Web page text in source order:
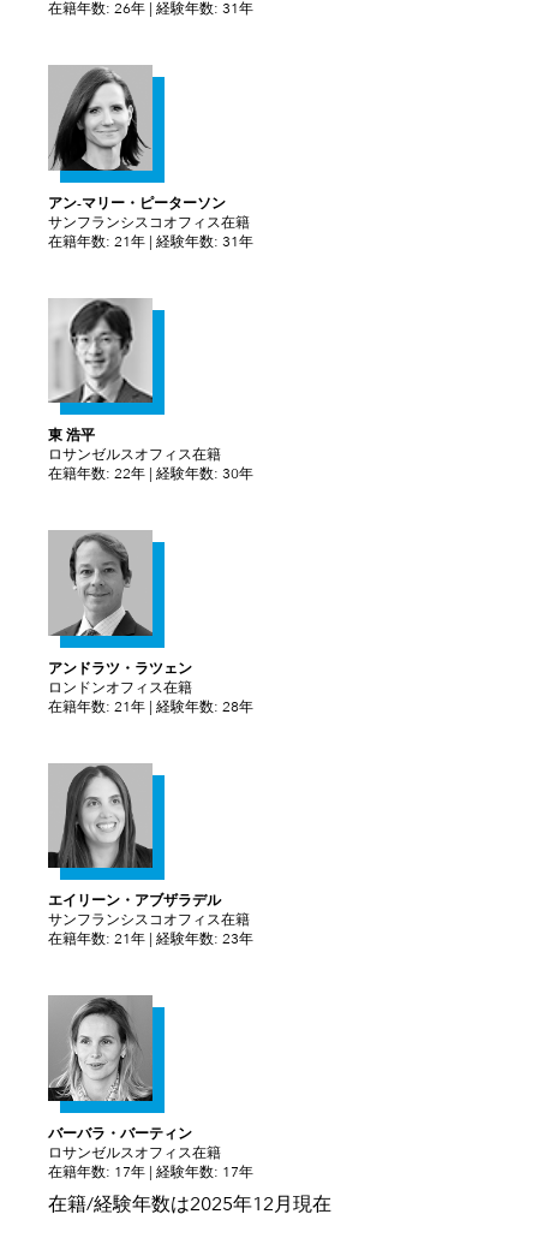
在籍年数: 26年 | 経験年数: 31年
アン-マリー・ピーターソン
サンフランシスコオフィス在籍
在籍年数: 21年 | 経験年数: 31年
東 浩平
ロサンゼルスオフィス在籍
在籍年数: 22年 | 経験年数: 30年
アンドラツ・ラツェン
ロンドンオフィス在籍
在籍年数: 21年 | 経験年数: 28年
エイリーン・アブザラデル
サンフランシスコオフィス在籍
在籍年数: 21年 | 経験年数: 23年
バーバラ・バーティン
ロサンゼルスオフィス在籍
在籍年数: 17年 | 経験年数: 17年
在籍/経験年数は2025年12月現在